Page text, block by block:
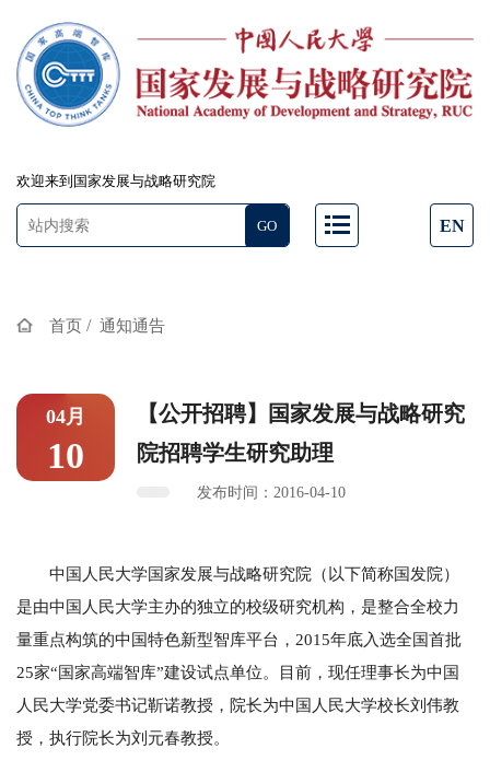
欢迎来到国家发展与战略研究院
EN
首页 / 通知通告
04月
10
【公开招聘】国家发展与战略研究
院招聘学生研究助理
发布时间：2016-04-10
中国人民大学国家发展与战略研究院（以下简称国发院）
是由中国人民大学主办的独立的校级研究机构，是整合全校力
量重点构筑的中国特色新型智库平台，2015年底入选全国首批
25家“国家高端智库”建设试点单位。目前，现任理事长为中国
人民大学党委书记靳诺教授，院长为中国人民大学校长刘伟教
授，执行院长为刘元春教授。